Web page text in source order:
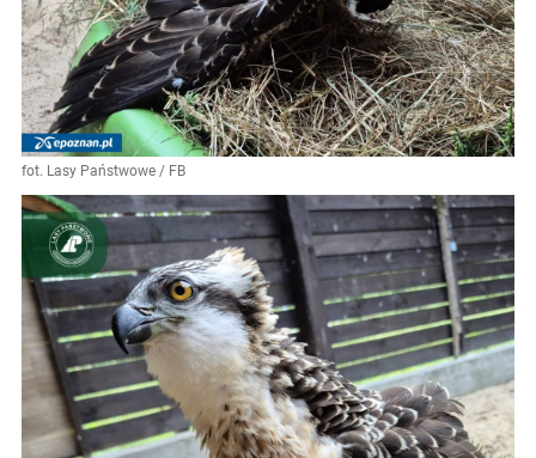
fot. Lasy Państwowe / FB